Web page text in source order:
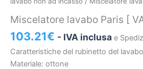
Miscelatore lavabo Paris [
103.21€ - IVA inclusa e
Caratteristiche del rubinetto del
Materiale: ottone
[
VAROBATH
]
quantità